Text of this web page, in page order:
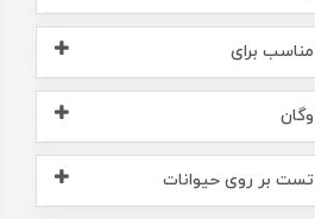
مناسب برای
وگان
تست بر روی حیوانات